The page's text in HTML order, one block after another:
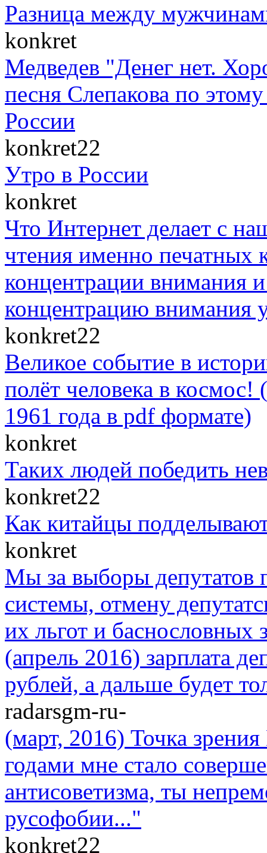
Разница между
konkret
Медведев "Денег нет.
песня Слепакова по
России
konkret22
Утро в России
konkret
Что Интернет делает с
чтения именно печатных
концентрации внимания
концентрацию внимания
konkret22
Великое событие в
полёт человека в космос!
1961 года в pdf формате)
konkret
Таких людей победить
konkret22
Как китайцы
konkret
Мы за выборы депутатов
системы, отмену
их льгот и баснословных
(апрель 2016) зарплата
рублей, а дальше будет
radarsgm-ru-
(март, 2016) Точка
годами мне стало
антисоветизма, ты
русофобии..."
konkret22